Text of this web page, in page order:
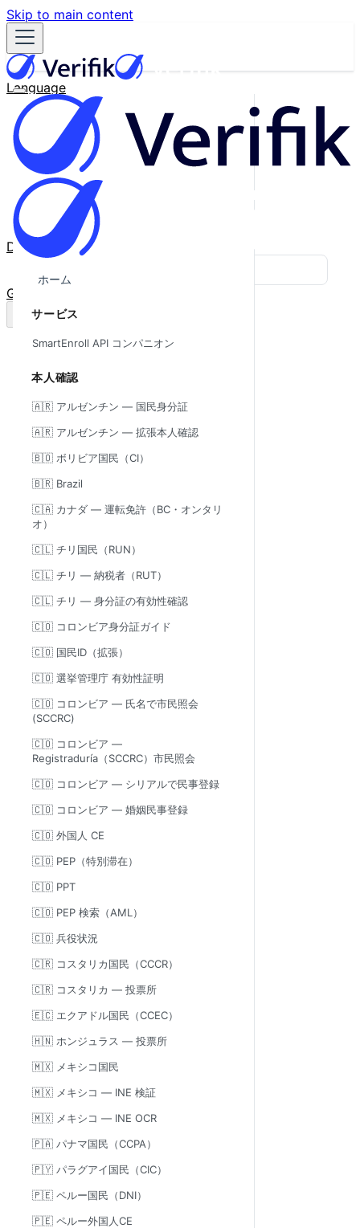
Skip to main content
Language
English
Español
Français
Português
한국어
日本語
中文
Docs
GitHub
ホーム
サービス
SmartEnroll API コンパニオン
本人確認
🇦🇷 アルゼンチン — 国民身分証
🇦🇷 アルゼンチン — 拡張本人確認
🇧🇴 ボリビア国民（CI）
🇧🇷 Brazil
🇨🇦 カナダ — 運転免許（BC・オンタリ
オ）
🇨🇱 チリ国民（RUN）
🇨🇱 チリ — 納税者（RUT）
🇨🇱 チリ — 身分証の有効性確認
🇨🇴 コロンビア身分証ガイド
🇨🇴 国民ID（拡張）
🇨🇴 選挙管理庁 有効性証明
🇨🇴 コロンビア — 氏名で市民照会
(SCCRC)
🇨🇴 コロンビア —
Registraduría（SCCRC）市民照会
🇨🇴 コロンビア — シリアルで民事登録
🇨🇴 コロンビア — 婚姻民事登録
🇨🇴 外国人 CE
🇨🇴 PEP（特別滞在）
🇨🇴 PPT
🇨🇴 PEP 検索（AML）
🇨🇴 兵役状況
🇨🇷 コスタリカ国民（CCCR）
🇨🇷 コスタリカ — 投票所
🇪🇨 エクアドル国民（CCEC）
🇭🇳 ホンジュラス — 投票所
🇲🇽 メキシコ国民
🇲🇽 メキシコ — INE 検証
🇲🇽 メキシコ — INE OCR
🇵🇦 パナマ国民（CCPA）
🇵🇾 パラグアイ国民（CIC）
🇵🇪 ペルー国民（DNI）
🇵🇪 ペルー外国人CE